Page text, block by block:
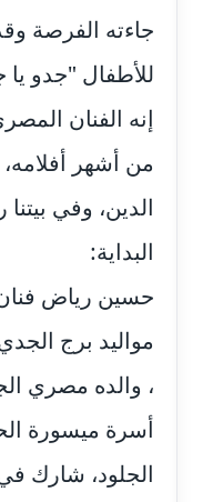
مدونة
عاملة
مدونة
عاملة
مدونة
مدونة
عاملة
مدونة
مدونة
جاءته الفرصة
للأطفال "جدو
إنه الفنان
من أشهر
الدين، وفي
البداية:
حسين رياض
، والده مصري
أسرة ميسورة